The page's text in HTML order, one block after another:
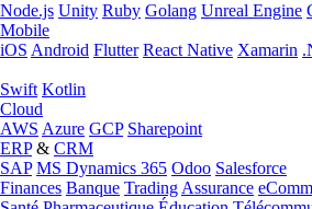
Node.js Unity Ruby Golang Unreal Engine
Mobile
iOS Android Flutter React Native Xamarin
Swift Kotlin
Cloud
AWS Azure GCP Sharepoint
ERP& CRM
SAP MS Dynamics 365 Odoo Salesforce
Finances Banque Trading Assurance